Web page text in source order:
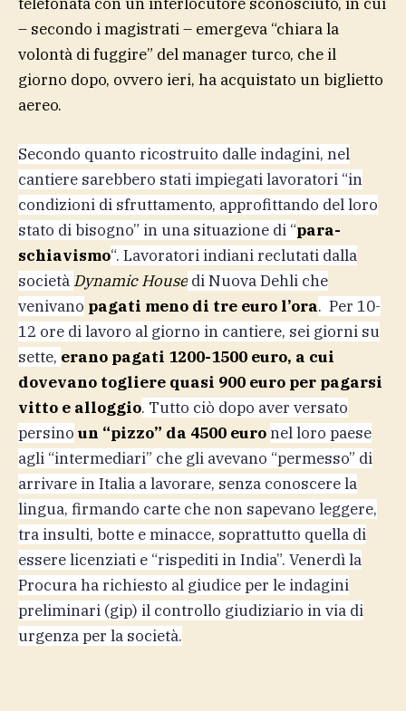
– secondo i magistrati – emergeva “chiara la
volontà di fuggire” del manager turco, che il
giorno dopo, ovvero ieri, ha acquistato un biglietto
aereo.
Secondo quanto ricostruito dalle indagini, nel
cantiere sarebbero stati impiegati lavoratori “in
condizioni di sfruttamento, approfittando del loro
stato di bisogno” in una situazione di “para-
schiavismo“. Lavoratori indiani reclutati dalla
società Dynamic House di Nuova Dehli che
venivano pagati meno di tre euro l’ora. Per 10-
12 ore di lavoro al giorno in cantiere, sei giorni su
sette, erano pagati 1200-1500 euro, a cui
dovevano togliere quasi 900 euro per pagarsi
vitto e alloggio. Tutto ciò dopo aver versato
persino un “pizzo” da 4500 euronel loro paese
agli “intermediari” che gli avevano “permesso” di
arrivare in Italia a lavorare, senza conoscere la
lingua, firmando carte che non sapevano leggere,
tra insulti, botte e minacce, soprattutto quella di
essere licenziati e “rispediti in India”. Venerdì la
Procura ha richiesto al giudice per le indagini
preliminari (gip) il controllo giudiziario in via di
urgenza per la società.